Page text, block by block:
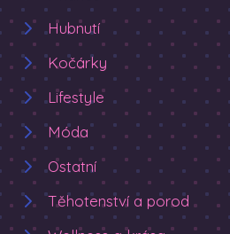
Hubnutí
Kočárky
Lifestyle
Móda
Ostatní
Těhotenství a porod